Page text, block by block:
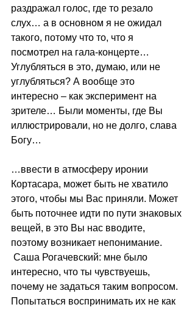
раздражал голос, где то резало
слух… а в основном я не ожидал
такого, потому что то, что я
посмотрел на гала-концерте…
Углубляться в это, думаю, или не
углубляться? А вообще это
интересно – как эксперимент на
зрителе… Были моменты, где Вы
иллюстрировали, но не долго, слава
Богу…
…ввести в атмосферу иронии
Кортасара, может быть не хватило
этого, чтобы мы Вас приняли. Может
быть поточнее идти по пути знаковых
вещей, в это Вы нас вводите,
поэтому возникает непонимание.
интересно, что ты чувствуешь,
почему не задаться таким вопросом.
Попытаться воспринимать их не как